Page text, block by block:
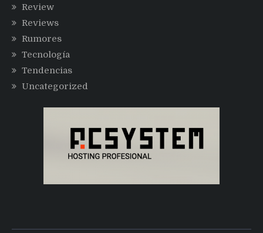
Review
Reviews
Rumores
Tecnología
Tendencias
Uncategorized